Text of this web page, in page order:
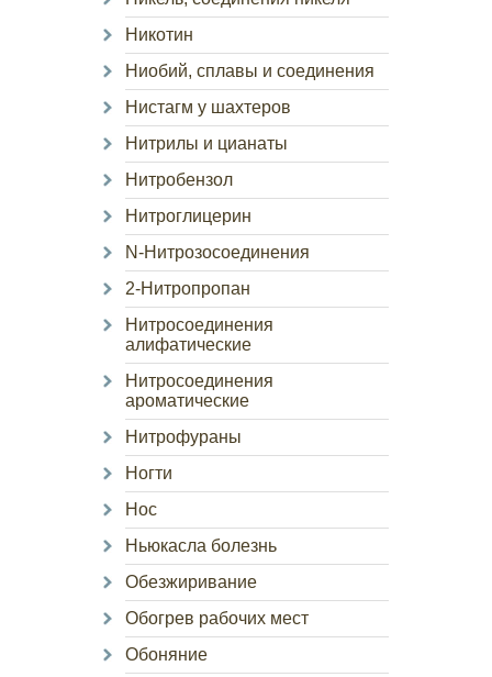
Никотин
Ниобий, сплавы и соединения
Нистагм у шахтеров
Нитрилы и цианаты
Нитробензол
Нитроглицерин
N-Нитрозосоединения
2-Нитропропан
Нитросоединения
алифатические
Нитросоединения
ароматические
Нитрофураны
Ногти
Нос
Ньюкасла болезнь
Обезжиривание
Обогрев рабочих мест
Обоняние